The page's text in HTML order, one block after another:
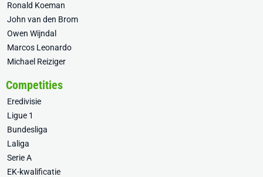
Ronald Koeman
John van den Brom
Owen Wijndal
Marcos Leonardo
Michael Reiziger
Competities
Eredivisie
Ligue 1
Bundesliga
Laliga
Serie A
EK-kwalificatie